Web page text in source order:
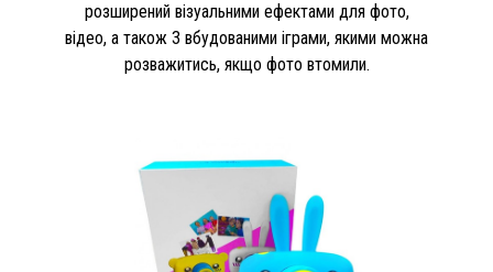
розширений візуальними ефектами для фото,
відео, а також 3 вбудованими іграми, якими можна
розважитись, якщо фото втомили.